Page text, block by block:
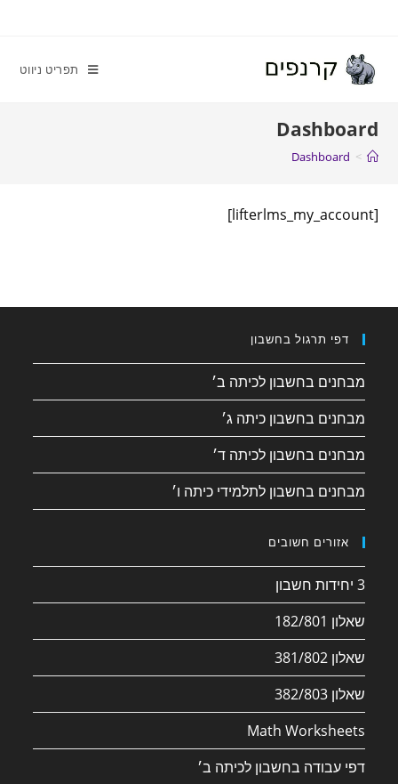
תפריט ניווט
Dashboard
>
Dashboard
[lifterlms_my_account]
דפי תרגול בחשבון
מבחנים בחשבון לכיתה ב׳
מבחנים בחשבון כיתה ג׳
מבחנים בחשבון לכיתה ד׳
מבחנים בחשבון לתלמידי כיתה ו׳
אזורים חשובים
3 יחידות חשבון
שאלון 182/801
שאלון 381/802
שאלון 382/803
Math Worksheets
דפי עבודה בחשבון לכיתה ב׳